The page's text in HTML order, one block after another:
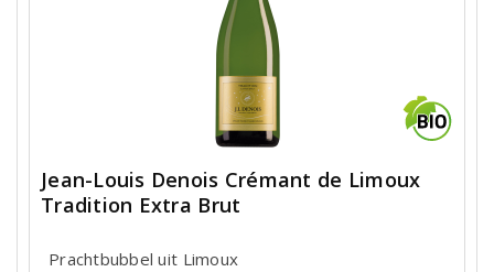
Jean-Louis Denois Crémant de Limoux
Tradition Extra Brut
Prachtbubbel uit Limoux